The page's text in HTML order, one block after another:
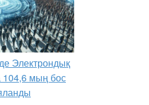
Электрондық
мың бос